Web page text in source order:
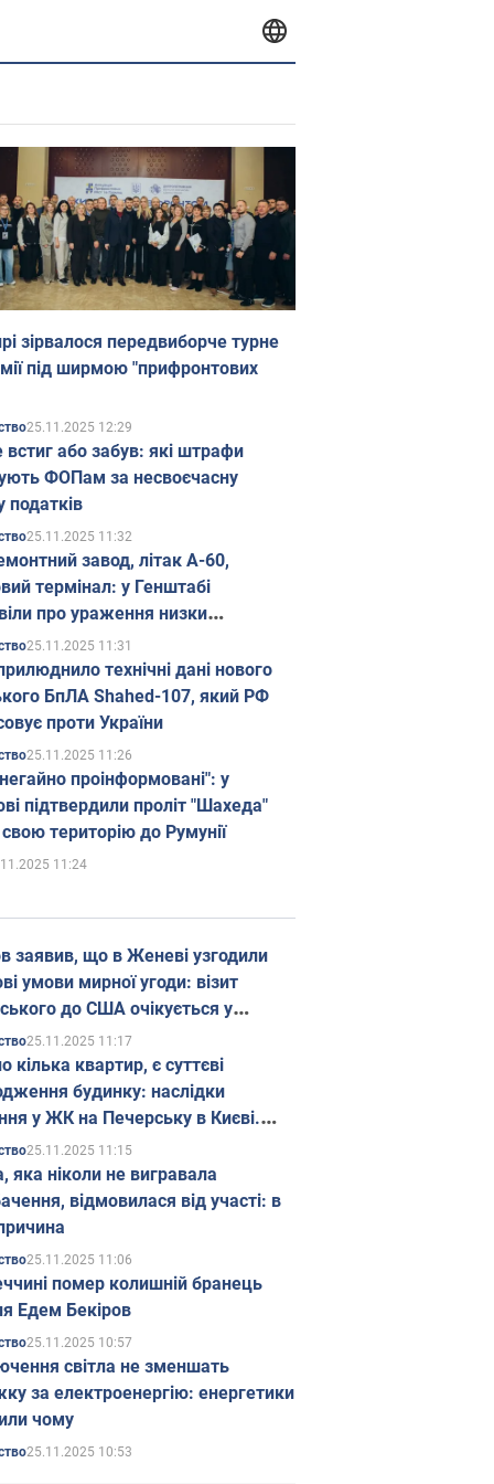
зірвалося передвиборче турне
під ширмою "прифронтових
25.11.2025 12:29
встиг або забув: які штрафи
ФОПам за несвоєчасну
податків
25.11.2025 11:32
завод, літак А-60,
термінал: у Генштабі
про ураження низки
об'єктів Росії
25.11.2025 11:31
технічні дані нового
БпЛА Shahed-107, який РФ
проти України
25.11.2025 11:26
проінформовані": у
підтвердили проліт "Шахеда"
територію до Румунії
11:24
заявив, що в Женеві узгодили
умови мирної угоди: візит
до США очікується у
25.11.2025 11:17
кілька квартир, є суттєві
будинку: наслідки
у ЖК на Печерську в Києві.
25.11.2025 11:15
яка ніколи не вигравала
відмовилася від участі: в
25.11.2025 11:06
помер колишній бранець
Едем Бекіров
25.11.2025 10:57
світла не зменшать
за електроенергію: енергетики
чому
25.11.2025 10:53